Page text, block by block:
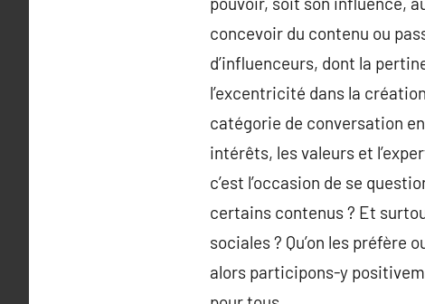
concevoir du contenu ou
d’influenceurs, dont la
l’excentricité dans la
catégorie de conversation
intérêts, les valeurs et
c’est l’occasion de se
certains contenus ? Et
sociales ? Qu’on les préfère
alors participons-y